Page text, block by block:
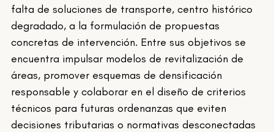
falta de soluciones de transporte, centro histórico
degradado, a la formulación de propuestas
concretas de intervención. Entre sus objetivos se
encuentra impulsar modelos de revitalización de
áreas, promover esquemas de densificación
responsable y colaborar en el diseño de criterios
técnicos para futuras ordenanzas que eviten
decisiones tributarias o normativas desconectadas